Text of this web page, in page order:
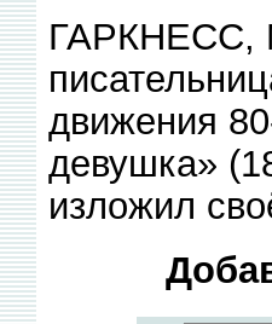
ГАРКНЕСС,
движения
девушка»
изложил